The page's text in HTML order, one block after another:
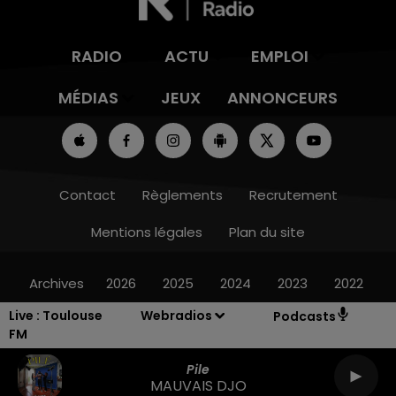
Live : Toulouse
FM
Webradios Podcasts
Pile
MAUVAIS DJO
RADIO ACTU
EMPLOI
MÉDIAS
JEUX ANNONCEURS
Contact Règlements
Recrutement
Mentions légales
Plan du site
Archives 2026 2025 2024 2023 2022